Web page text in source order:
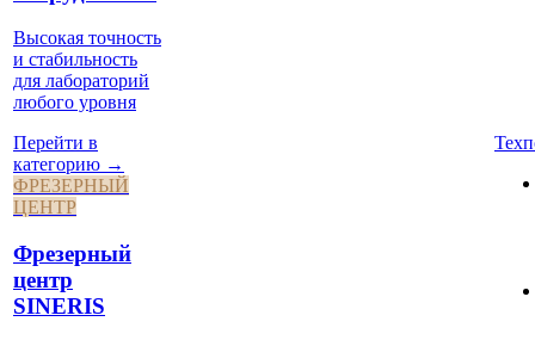
Высокая точность
и стабильность
для лабораторий
любого уровня
Перейти в
категорию →
ФРЕЗЕРНЫЙ
ЦЕНТР
Фрезерный
центр
SINERIS